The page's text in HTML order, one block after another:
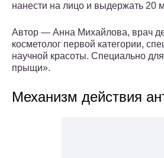
нанести на лицо и выдержать 20
Автор — Анна Михайлова, врач
косметолог первой категории,
научной красоты. Специально
прыщи».
Механизм действия